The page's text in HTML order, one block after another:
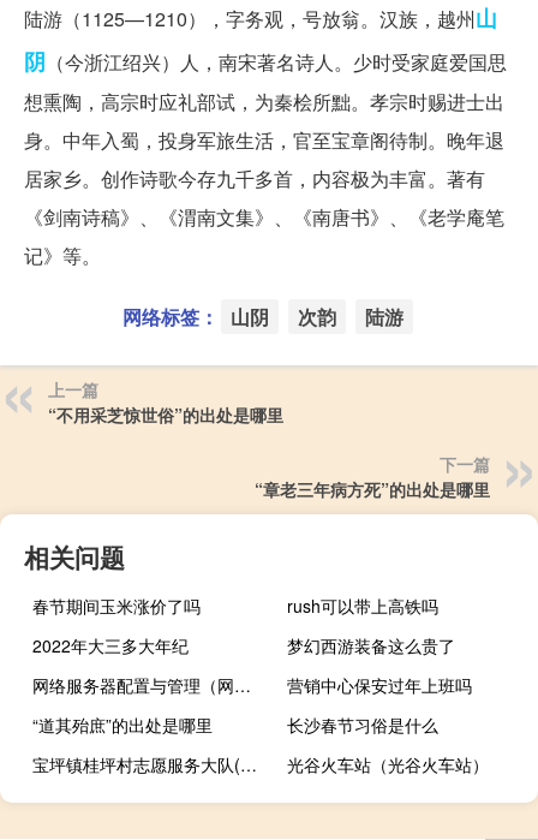
陆游（1125—1210），字务观，号放翁。汉族，越州山
阴 （今浙江绍兴）人，南宋著名诗人。少时受家庭爱国思
想熏陶，高宗时应礼部试，为秦桧所黜。孝宗时赐进士出
身。中年入蜀，投身军旅生活，官至宝章阁待制。晚年退
居家乡。创作诗歌今存九千多首，内容极为丰富。著有
《剑南诗稿》、《渭南文集》、《南唐书》、《老学庵笔
记》等。
网络标签： 山阴 次韵 陆游
上一篇
“不用采芝惊世俗”的出处是哪里
下一篇
“章老三年病方死”的出处是哪里
相关问题
春节期间玉米涨价了吗
rush可以带上高铁吗
2022年大三多大年纪
梦幻西游装备这么贵了
网络服务器配置与管理（网络服务器）
营销中心保安过年上班吗
“道其殆庶”的出处是哪里
长沙春节习俗是什么
宝坪镇桂坪村志愿服务大队(关于宝坪镇桂坪村志愿服务大队简述)
光谷火车站（光谷火车站）